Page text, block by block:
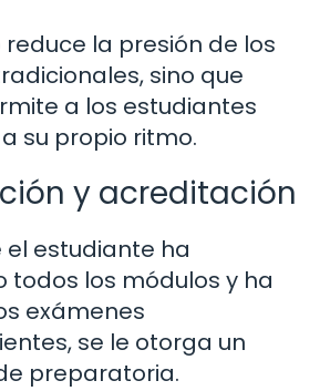
reduce la presión de los
sino que
a los estudiantes
su propio ritmo.
y acreditación
el estudiante ha
los módulos y ha
exámenes
se le otorga un
preparatoria.